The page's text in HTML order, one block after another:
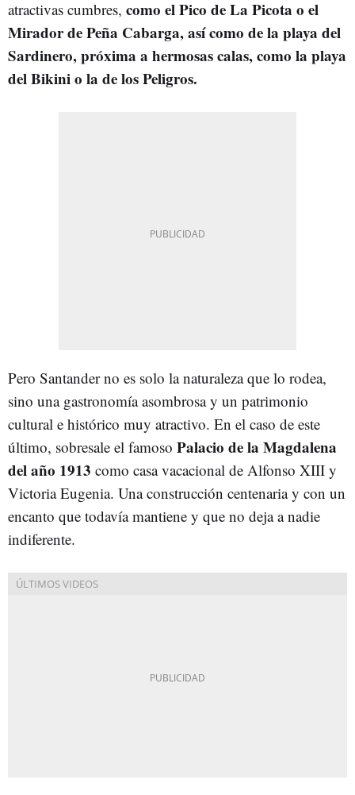
atractivas cumbres, como el Pico de La Picota o el
Mirador de Peña Cabarga, así como de la playa del
Sardinero, próxima a hermosas calas, como la playa
del Bikini o la de los Peligros.
Pero Santander no es solo la naturaleza que lo rodea,
sino una gastronomía asombrosa y un patrimonio
cultural e histórico muy atractivo. En el caso de este
último, sobresale el famoso Palacio de la Magdalena
del año 1913 como casa vacacional de Alfonso XIII y
Victoria Eugenia. Una construcción centenaria y con un
encanto que todavía mantiene y que no deja a nadie
indiferente.